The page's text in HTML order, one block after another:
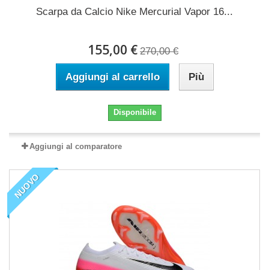
Scarpa da Calcio Nike Mercurial Vapor 16...
155,00 € 270,00 €
Aggiungi al carrello Più
Disponibile
Aggiungi al comparatore
NUOVO